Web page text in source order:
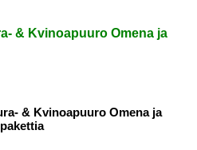
& Kvinoapuuro Omena ja
& Kvinoapuuro Omena ja